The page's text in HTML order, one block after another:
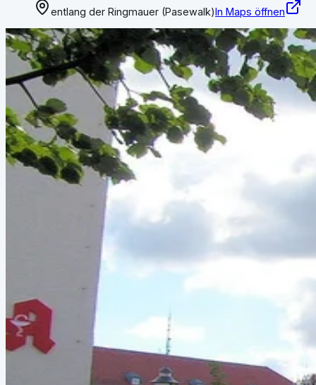
entlang der Ringmauer (Pasewalk)In Maps öffnen